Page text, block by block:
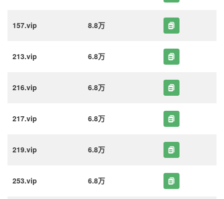
157.vip 8.8万
213.vip 6.8万
216.vip 6.8万
217.vip 6.8万
219.vip 6.8万
253.vip 6.8万